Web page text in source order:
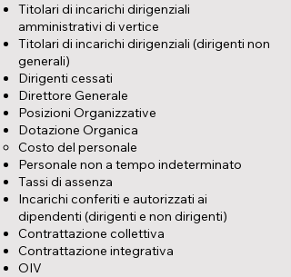
Titolari di incarichi dirigenziali
amministrativi di vertice
Titolari di incarichi dirigenziali (dirigenti non
generali)
Dirigenti cessati
Direttore Generale
Posizioni Organizzative
Dotazione Organica
Costo del personale
Personale non a tempo indeterminato
Tassi di assenza
Incarichi conferiti e autorizzati ai
dipendenti (dirigenti e non dirigenti)
Contrattazione collettiva
Contrattazione integrativa
OIV